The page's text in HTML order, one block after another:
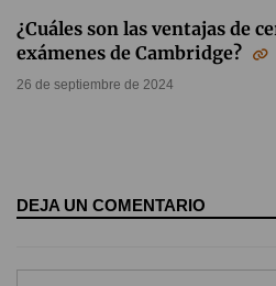
¿Cuáles son las ventajas de
exámenes de Cambridge?
26 de septiembre de 2024
DEJA UN COMENTARIO